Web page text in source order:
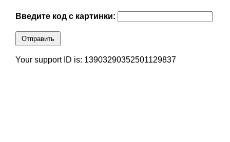
Введите код с картинки:
Отправить
Your support ID is: 13903290352501129837